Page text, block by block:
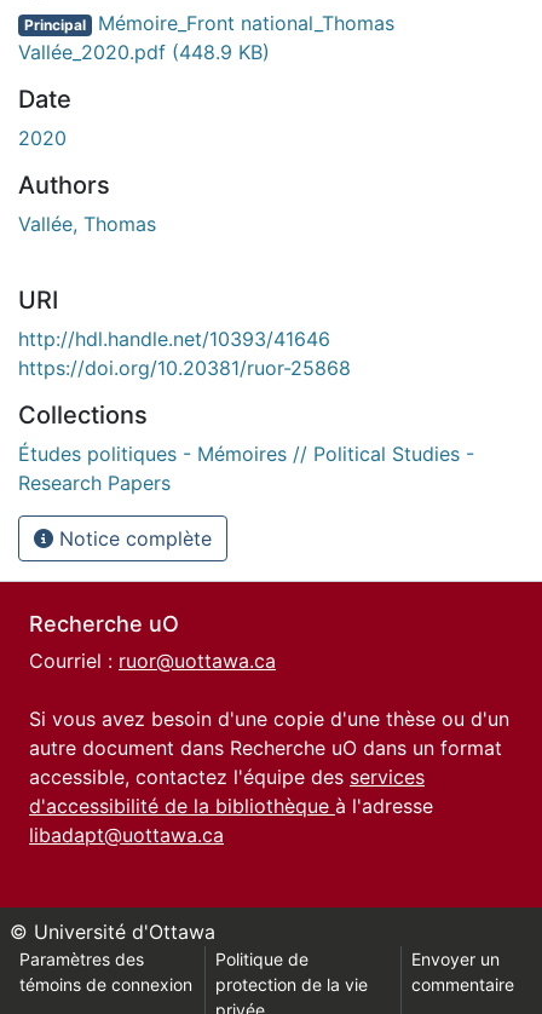
Principal Mémoire_Front national_Thomas
Vallée_2020.pdf (448.9 KB)
Date
2020
Authors
Vallée, Thomas
URI
http://hdl.handle.net/10393/41646
https://doi.org/10.20381/ruor-25868
Collections
Études politiques - Mémoires // Political Studies -
Research Papers
Notice complète
Recherche uO
Courriel : ruor@uottawa.ca
Si vous avez besoin d'une copie d'une thèse ou d'un
autre document dans Recherche uO dans un format
accessible, contactez l'équipe des services
d'accessibilité de la bibliothèque à l'adresse
libadapt@uottawa.ca
© Université d'Ottawa
Paramètres des
témoins de connexion
Politique de
protection de la vie
privée
Envoyer un
commentaire